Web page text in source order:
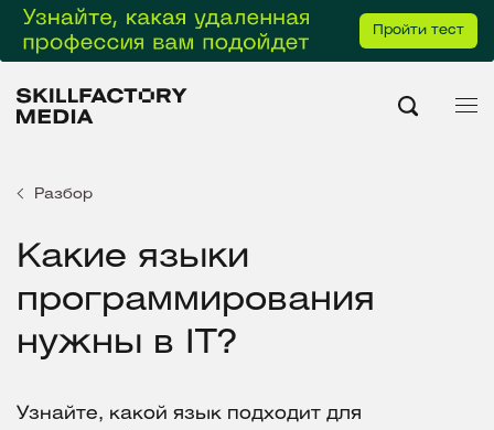
Пройти тест
Разбор
Какие языки
программирования
нужны в IT?
Узнайте, какой язык подходит для